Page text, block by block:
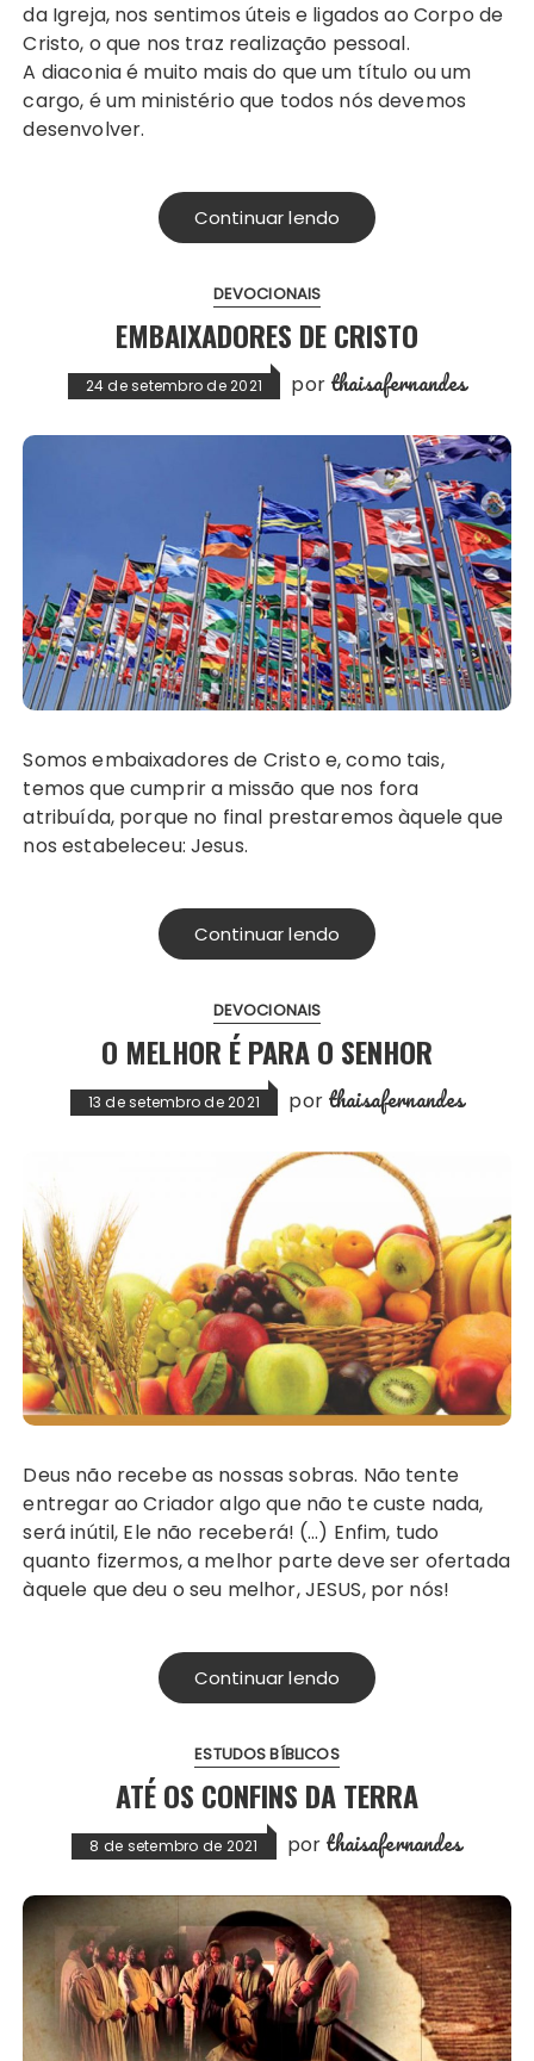
da Igreja, nos sentimos úteis e ligados ao Corpo de
Cristo, o que nos traz realização pessoal.
A diaconia é muito mais do que um título ou um
cargo, é um ministério que todos nós devemos
desenvolver.
Continuar lendo
DEVOCIONAIS
EMBAIXADORES DE CRISTO
24 de setembro de 2021 por thaisafernandes
Somos embaixadores de Cristo e, como tais,
temos que cumprir a missão que nos fora
atribuída, porque no final prestaremos àquele que
nos estabeleceu: Jesus.
Continuar lendo
DEVOCIONAIS
O MELHOR É PARA O SENHOR
13 de setembro de 2021 por thaisafernandes
Deus não recebe as nossas sobras. Não tente
entregar ao Criador algo que não te custe nada,
será inútil, Ele não receberá! (…) Enfim, tudo
quanto fizermos, a melhor parte deve ser ofertada
àquele que deu o seu melhor, JESUS, por nós!
Continuar lendo
ESTUDOS BÍBLICOS
ATÉ OS CONFINS DA TERRA
8 de setembro de 2021 por thaisafernandes